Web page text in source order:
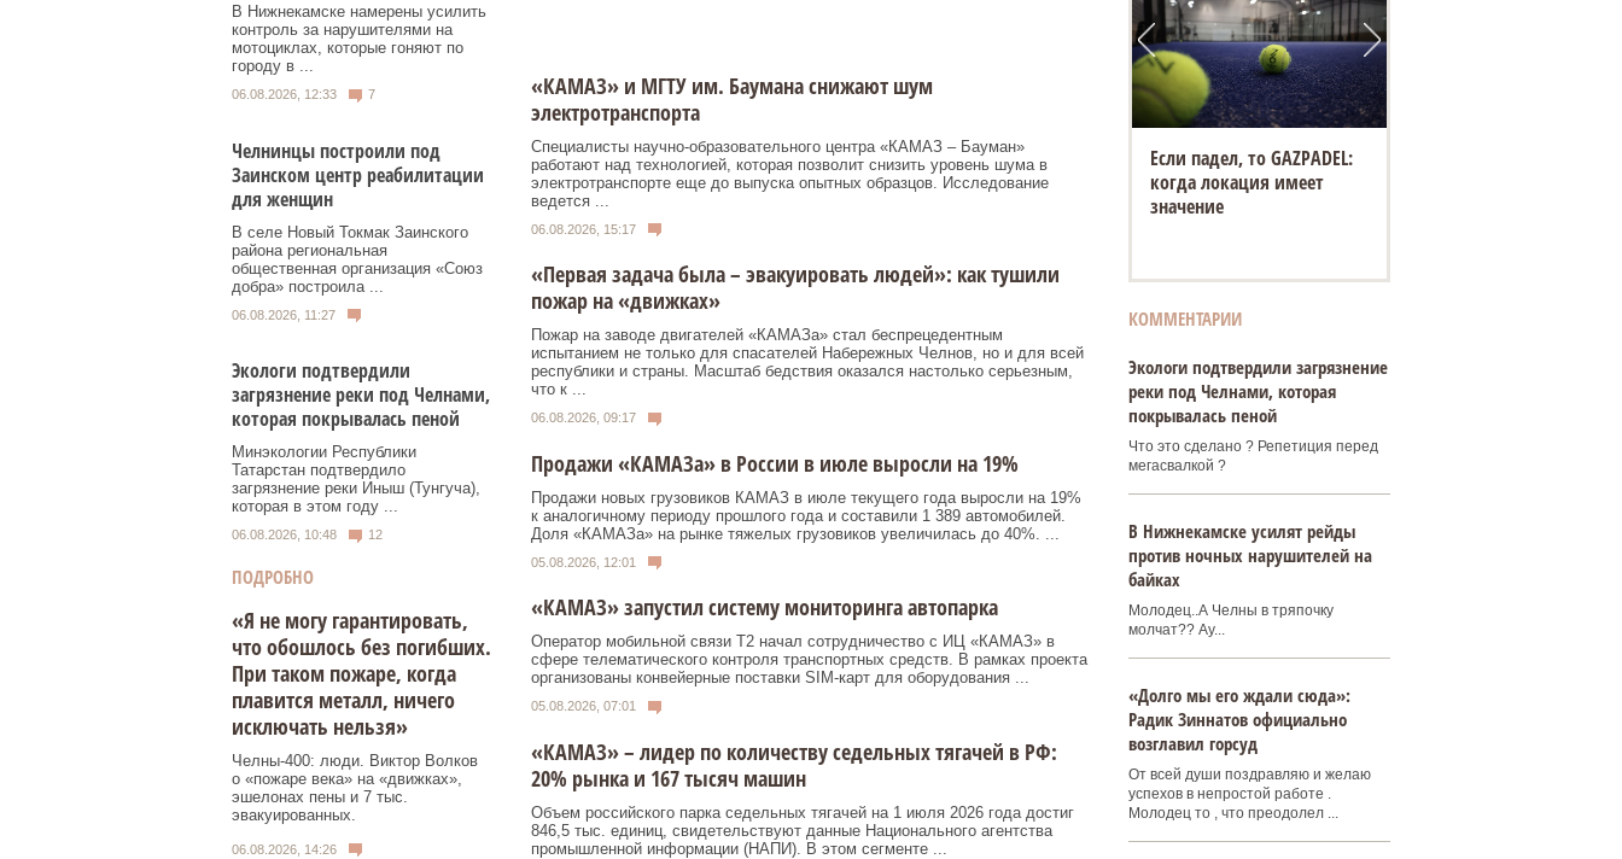
В Нижнекамске намерены усилить
контроль за нарушителями на
мотоциклах, которые гоняют по
городу в ...
06.08.2026, 12:33 7
Челнинцы построили под
Заинском центр реабилитации
для женщин
В селе Новый Токмак Заинского
района региональная
общественная организация «Союз
добра» построила ...
06.08.2026, 11:27
Экологи подтвердили
загрязнение реки под Челнами,
которая покрывалась пеной
Минэкологии Республики
Татарстан подтвердило
загрязнение реки Иныш (Тунгуча),
которая в этом году ...
06.08.2026, 10:48 12
ПОДРОБНО
«Я не могу гарантировать,
что обошлось без погибших.
При таком пожаре, когда
плавится металл, ничего
исключать нельзя»
Челны-400: люди. Виктор Волков
о «пожаре века» на «движках»,
эшелонах пены и 7 тыс.
эвакуированных.
06.08.2026, 14:26
«КАМАЗ» и МГТУ им. Баумана снижают шум
электротранспорта
Специалисты научно-образовательного центра «КАМАЗ – Бауман»
работают над технологией, которая позволит снизить уровень шума в
электротранспорте еще до выпуска опытных образцов. Исследование
ведется ...
06.08.2026, 15:17
«Первая задача была – эвакуировать людей»: как тушили
пожар на «движках»
Пожар на заводе двигателей «КАМАЗа» стал беспрецедентным
испытанием не только для спасателей Набережных Челнов, но и для всей
республики и страны. Масштаб бедствия оказался настолько серьезным,
что к ...
06.08.2026, 09:17
Продажи «КАМАЗа» в России в июле выросли на 19%
Продажи новых грузовиков КАМАЗ в июле текущего года выросли на 19%
к аналогичному периоду прошлого года и составили 1 389 автомобилей.
Доля «КАМАЗа» на рынке тяжелых грузовиков увеличилась до 40%. ...
05.08.2026, 12:01
«КАМАЗ» запустил систему мониторинга автопарка
Оператор мобильной связи T2 начал сотрудничество с ИЦ «КАМАЗ» в
сфере телематического контроля транспортных средств. В рамках проекта
организованы конвейерные поставки SIM‑карт для оборудования ...
05.08.2026, 07:01
«КАМАЗ» – лидер по количеству седельных тягачей в РФ:
20% рынка и 167 тысяч машин
Объем российского парка седельных тягачей на 1 июля 2026 года достиг
846,5 тыс. единиц, свидетельствуют данные Национального агентства
промышленной информации (НАПИ). В этом сегменте ...
Если падел, то GAZPADEL:
когда локация имеет
значение
КОММЕНТАРИИ
Экологи подтвердили загрязнение
реки под Челнами, которая
покрывалась пеной
Что это сделано ? Репетиция перед
мегасвалкой ?
В Нижнекамске усилят рейды
против ночных нарушителей на
байках
Молодец..А Челны в тряпочку
молчат?? Ау...
«Долго мы его ждали сюда»:
Радик Зиннатов официально
возглавил горсуд
От всей души поздравляю и желаю
успехов в непростой работе .
Молодец то , что преодолел ...